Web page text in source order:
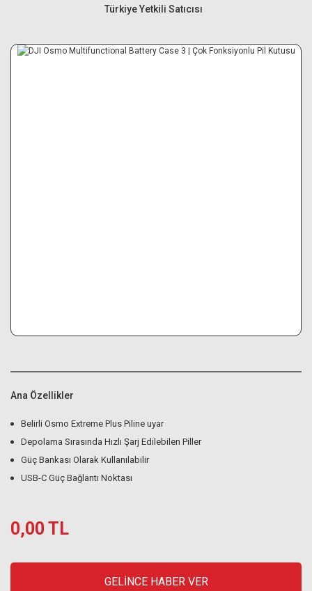
Türkiye Yetkili Satıcısı
Ana Özellikler
Belirli Osmo Extreme Plus Piline uyar
Depolama Sırasında Hızlı Şarj Edilebilen Piller
Güç Bankası Olarak Kullanılabilir
USB-C Güç Bağlantı Noktası
0,00 TL
GELİNCE HABER VER